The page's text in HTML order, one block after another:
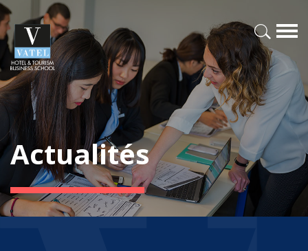
Actualités